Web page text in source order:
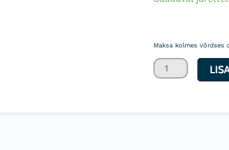
Maksa kolmes võrdses
diisel
soojapuhur